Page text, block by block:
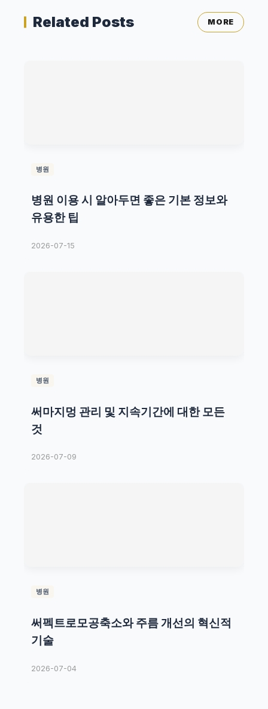
Related Posts MORE
병원
병원 이용 시 알아두면 좋은 기본 정보와
유용한 팁
2026-07-15
병원
써마지멍 관리 및 지속기간에 대한 모든
것
2026-07-09
병원
써펙트로모공축소와 주름 개선의 혁신적
기술
2026-07-04